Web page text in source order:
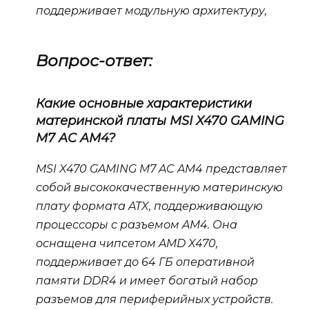
поддерживает модульную архитектуру,
Вопрос-ответ:
Какие основные характеристики
материнской платы MSI X470 GAMING
M7 AC AM4?
MSI X470 GAMING M7 AC AM4 представляет
собой высококачественную материнскую
плату формата ATX, поддерживающую
процессоры с разъемом AM4. Она
оснащена чипсетом AMD X470,
поддерживает до 64 ГБ оперативной
памяти DDR4 и имеет богатый набор
разъемов для периферийных устройств.